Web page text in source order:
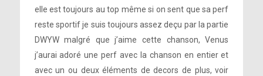
elle est toujours au top même si on sent que sa perf
reste sportif je suis toujours assez deçu par la partie
DWYW malgré que j’aime cette chanson, Venus
j’aurai adoré une perf avec la chanson en entier et
avec un ou deux éléments de decors de plus, voir